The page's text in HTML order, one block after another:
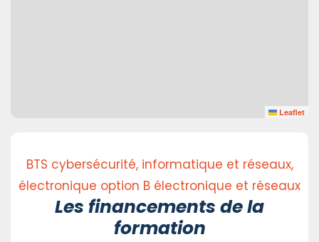
Leaflet
BTS cybersécurité, informatique et réseaux,
électronique option B électronique et réseaux
Les financements de la
formation